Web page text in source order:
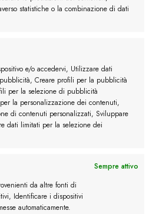
statistiche o la combinazione di dati
e/o accedervi, Utilizzare dati
Creare profili per la pubblicità
per la selezione di pubblicità
la personalizzazione dei contenuti,
di contenuti personalizzati, Sviluppare
dati limitati per la selezione dei
Sempre attivo
da altre fonti di
Identificare i dispositivi
automaticamente.
lasciare un commento.
per inviare un commento.
contatto con noi